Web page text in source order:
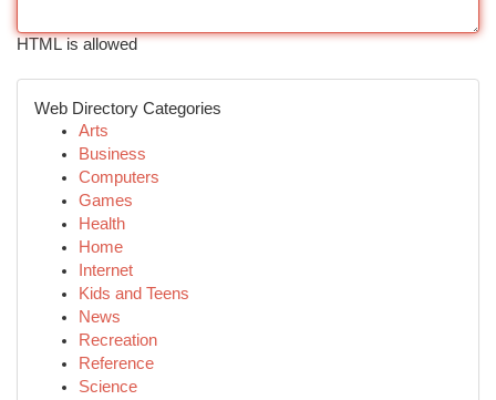
HTML is allowed
Web Directory Categories
Arts
Business
Computers
Games
Health
Home
Internet
Kids and Teens
News
Recreation
Reference
Science